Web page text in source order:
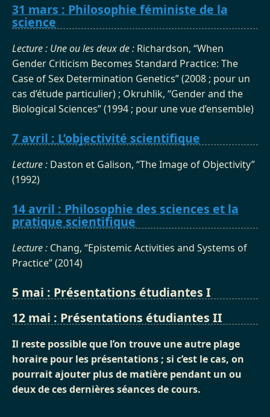
31 mars : Philosophie féministe de la
science
Lecture : Une ou les deux de : Richardson, “When
Gender Criticism Becomes Standard Practice: The
Case of Sex Determination Genetics” (2008 ; pour un
cas d’étude particulier) ; Okruhlik, “Gender and the
Biological Sciences” (1994 ; pour une vue d’ensemble)
7 avril : L’objectivité scientifique
Lecture : Daston et Galison, “The Image of Objectivity”
(1992)
14 avril : Philosophie des sciences et la
pratique scientifique
Lecture : Chang, “Epistemic Activities and Systems of
Practice” (2014)
5 mai : Présentations étudiantes I
12 mai : Présentations étudiantes II
Il reste possible que l’on trouve une autre plage
horaire pour les présentations ; si c’est le cas, on
pourrait ajouter plus de matière pendant un ou
deux de ces dernières séances de cours.